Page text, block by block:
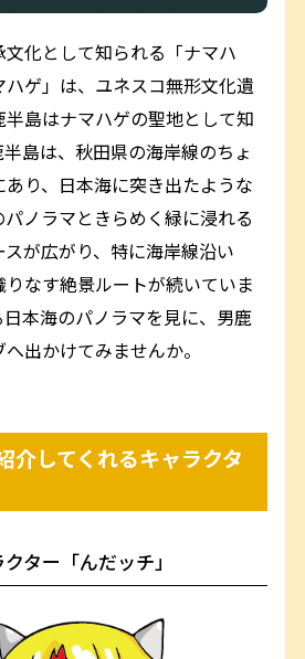
化として知られる「ナマハ
ゲ」は、ユネスコ無形文化遺
島はナマハゲの聖地として知
島は、秋田県の海岸線のちょ
り、日本海に突き出たような
ノラマときらめく緑に浸れる
が広がり、特に海岸線沿い
なす絶景ルートが続いていま
本海のパノラマを見に、男鹿
出かけてみませんか。
介してくれるキャラクタ
ター「んだッチ」